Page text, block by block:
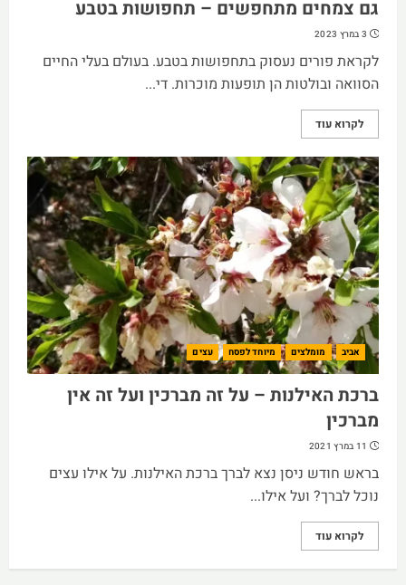
גם צמחים מתחפשים – תחפושות בטבע
3 במרץ 2023
לקראת פורים נעסוק בתחפושות בטבע. בעולם בעלי החיים
הסוואה ובולטות הן תופעות מוכרות. די...
לקרוא עוד
אביב מומלצים מיוחד לפסח עצים
ברכת האילנות – על זה מברכין ועל זה אין
מברכין
11 במרץ 2021
בראש חודש ניסן נצא לברך ברכת האילנות. על אילו עצים
נוכל לברך? ועל אילו...
לקרוא עוד